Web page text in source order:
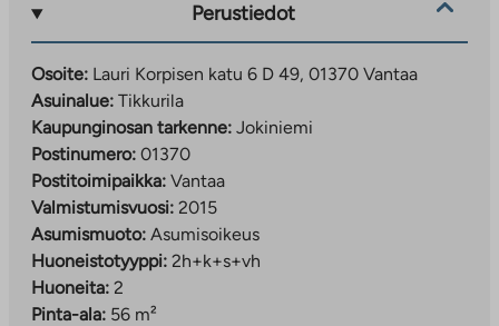
Perustiedot
Osoite: Lauri Korpisen katu 6 D 49, 01370 Vantaa
Asuinalue: Tikkurila
Kaupunginosan tarkenne: Jokiniemi
Postinumero: 01370
Postitoimipaikka: Vantaa
Valmistumisvuosi: 2015
Asumismuoto: Asumisoikeus
Huoneistotyyppi: 2h+k+s+vh
Huoneita: 2
Pinta-ala: 56 m²